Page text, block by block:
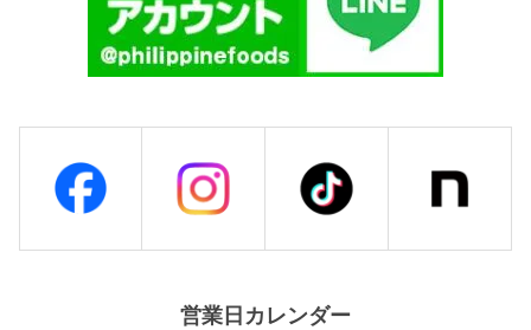
営業日カレンダー